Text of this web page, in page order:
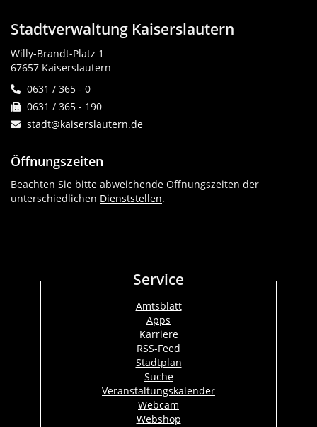
Stadtverwaltung Kaiserslautern
Willy-Brandt-Platz 1
67657 Kaiserslautern
0631 / 365 - 0
0631 / 365 - 190
stadt@kaiserslautern.de
Öffnungszeiten
Beachten Sie bitte abweichende Öffnungszeiten der
unterschiedlichen Dienststellen.
Service
Amtsblatt
Apps
Karriere
RSS-Feed
Stadtplan
Suche
Veranstaltungskalender
Webcam
Webshop